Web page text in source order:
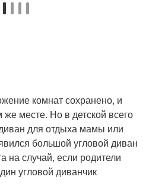
комнат сохранено, и
месте. Но в детской всего
для отдыха мамы или
большой угловой диван
на случай, если родители
угловой диванчик